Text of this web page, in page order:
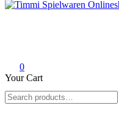
0
Your Cart
for: